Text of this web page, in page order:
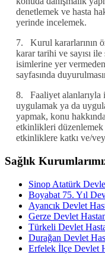
denetlemek ve hasta
yerinde incelemek.
7.
Kurul kararlarının
karar tarihi ve sayısı
isimlerine yer
sayfasında
8.
Faaliyet alanlarıyla
uygulamak ya da
yapmak, konu
etkinlikleri düzenlemek
etkinliklere katkı ve/
Sağlık
Sinop Atatürk
Boyabat 75. Yıl
Ayancık Devlet
Gerze Devlet
Türkeli Devlet
Durağan Devlet
Erfelek İlçe Devlet